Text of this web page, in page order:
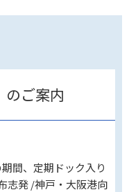
のご案内
間、定期ドック入り
志発 /神戸・大阪港向